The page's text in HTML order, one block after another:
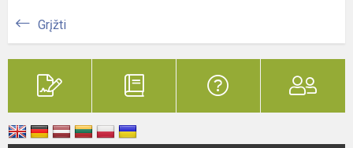
Grįžti